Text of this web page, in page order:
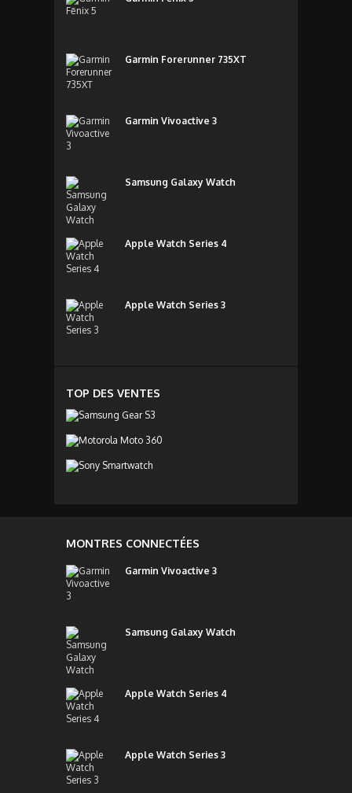
Garmin Forerunner 735XT
Garmin Vivoactive 3
Samsung Galaxy Watch
Apple Watch Series 4
Apple Watch Series 3
TOP DES VENTES
MONTRES CONNECTÉES
Garmin Vivoactive 3
Samsung Galaxy Watch
Apple Watch Series 4
Apple Watch Series 3